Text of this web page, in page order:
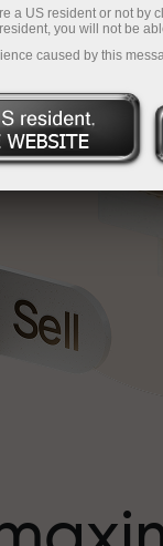
a US resident or not by
you will not be
caused by this